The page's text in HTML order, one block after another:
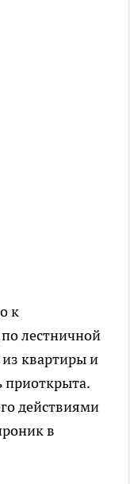
к
лестничной
квартиры и
приоткрыта.
действиями
в